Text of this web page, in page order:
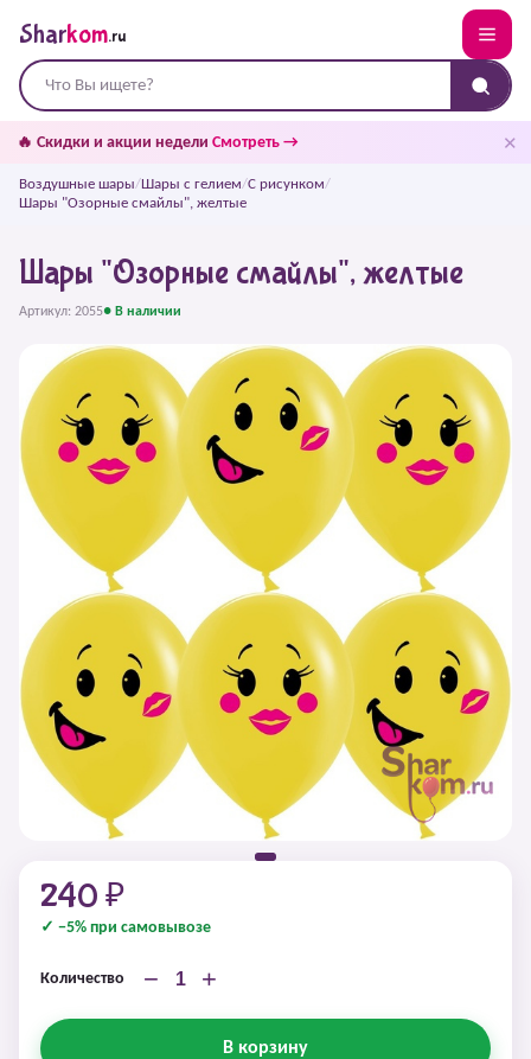
Sharkom.ru
🔥 Скидки и акции недели Смотреть → ✕
Воздушные шары/Шары с гелием/С рисунком/
Шары "Озорные смайлы", желтые
Шары "Озорные смайлы", желтые
Артикул: 2055● В наличии
240 ₽
✓ −5% при самовывозе
Количество − +
В корзину